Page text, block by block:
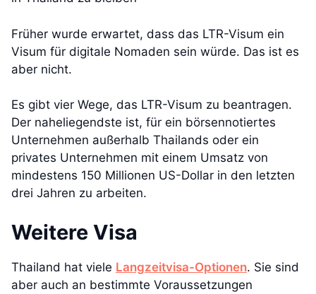
Früher wurde erwartet, dass das LTR-Visum ein
Visum für digitale Nomaden sein würde. Das ist es
aber nicht.
Es gibt vier Wege, das LTR-Visum zu beantragen.
Der naheliegendste ist, für ein börsennotiertes
Unternehmen außerhalb Thailands oder ein
privates Unternehmen mit einem Umsatz von
mindestens 150 Millionen US-Dollar in den letzten
drei Jahren zu arbeiten.
Weitere Visa
Thailand hat viele Langzeitvisa-Optionen. Sie sind
aber auch an bestimmte Voraussetzungen